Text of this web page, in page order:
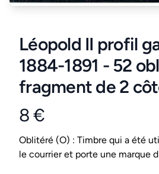
Léopold II profil
1884-1891 - 52
fragment de 2
Product information
8 €
Conditions
Oblitéré (O) : Timbre qui a été
le courrier et porte une marque